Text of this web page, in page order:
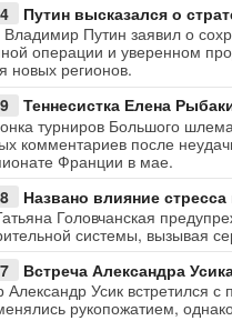
Путин высказался о
Путин заявил о
операции и уверенном
новых регионов.
Теннесистка Елена
турниров Большого
комментариев после
Франции в мае.
Названо влияние
Головчанская
системы, вызывая
Встреча Александра
Александр Усик
рукопожатием,